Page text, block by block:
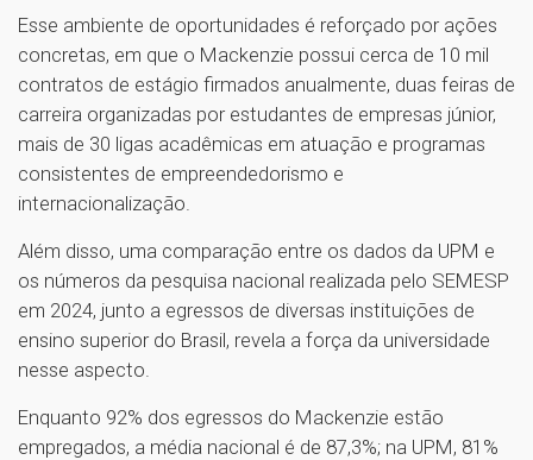
Esse ambiente de oportunidades é reforçado por ações
concretas, em que o Mackenzie possui cerca de 10 mil
contratos de estágio firmados anualmente, duas feiras de
carreira organizadas por estudantes de empresas júnior,
mais de 30 ligas acadêmicas em atuação e programas
consistentes de empreendedorismo e
internacionalização.
Além disso, uma comparação entre os dados da UPM e
os números da pesquisa nacional realizada pelo SEMESP
em 2024, junto a egressos de diversas instituições de
ensino superior do Brasil, revela a força da universidade
nesse aspecto.
Enquanto 92% dos egressos do Mackenzie estão
empregados, a média nacional é de 87,3%; na UPM, 81%